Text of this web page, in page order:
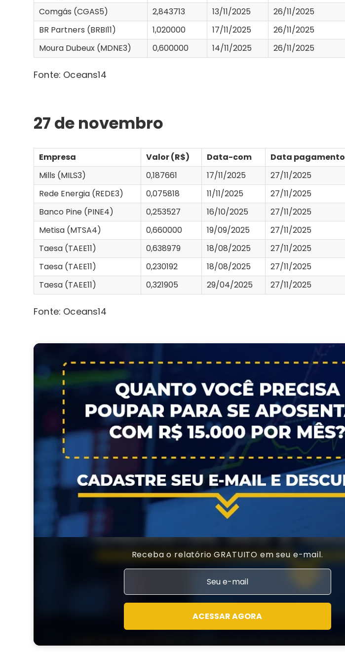
Comgás (CGAS5)
2,843713 13/11/2025 26/11/2025
BR Partners (BRBI11)
1,020000 17/11/2025 26/11/2025
Moura Dubeux (MDNE3)
0,600000 14/11/2025 26/11/2025
Fonte: Oceans14
27 de novembro
Empresa Valor (R$) Data-com Data pagamento
Mills (MILS3)
0,187661 17/11/2025 27/11/2025
Rede Energia (REDE3)
0,075818 11/11/2025 27/11/2025
Banco Pine (PINE4)
0,253527 16/10/2025 27/11/2025
Metisa (MTSA4)
0,660000 19/09/2025 27/11/2025
Taesa (TAEE11)
0,638979 18/08/2025 27/11/2025
Taesa (TAEE11)
0,230192 18/08/2025 27/11/2025
Taesa (TAEE11)
0,321905 29/04/2025 27/11/2025
Fonte: Oceans14
Receba o relatório GRATUITO em seu e-mail.
ACESSAR AGORA